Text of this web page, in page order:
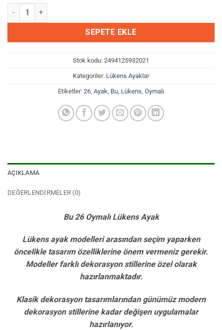
Bu 26 Oymalı Lükens Ayak adet
SEPETE EKLE
Stok kodu: 2494125932021
Kategoriler: Lükens Ayaklar
Etiketler: 26 Ayak Bu Lükens Oymalı
AÇIKLAMA
DEĞERLENDIRMELER (0)
Bu 26 Oymalı Lükens Ayak
Lükens ayak modelleri arasından seçim yaparken
öncelikle tasarım özelliklerine önem vermeniz gerekir.
Modeller farklı dekorasyon stillerine özel olarak
hazırlanmaktadır.
Klasik dekorasyon tasarımlarından günümüz modern
dekorasyon stillerine kadar değişen uygulamalar
hazırlanıyor.